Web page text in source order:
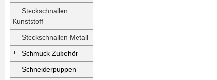
Steckschnallen
Kunststoff
Steckschnallen Metall
Schmuck Zubehör
Schneiderpuppen